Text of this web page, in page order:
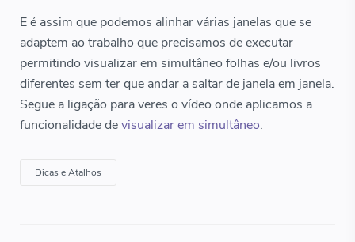
E é assim que podemos alinhar várias janelas que se
adaptem ao trabalho que precisamos de executar
permitindo visualizar em simultâneo folhas e/ou livros
diferentes sem ter que andar a saltar de janela em janela.
Segue a ligação para veres o vídeo onde aplicamos a
funcionalidade devisualizar em simultâneo.